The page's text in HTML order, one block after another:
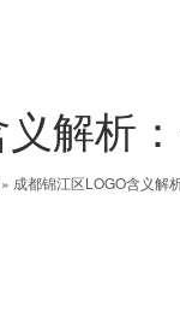
解析
» 成都锦江区LOGO含义解